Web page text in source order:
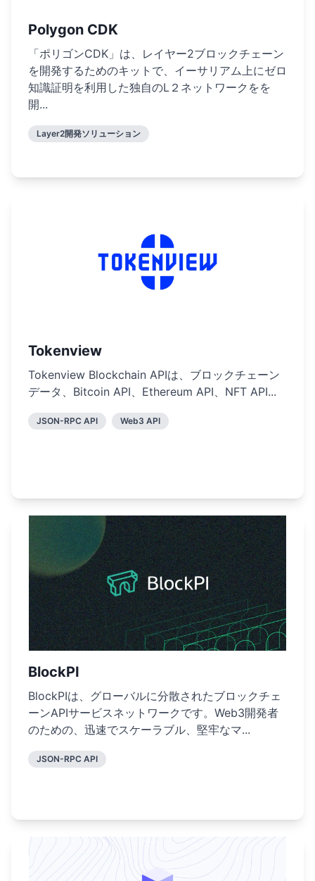
Polygon CDK
「ポリゴンCDK」は、レイヤー2ブロックチェーン
を開発するためのキットで、イーサリアム上にゼロ
知識証明を利用した独自のL２ネットワークをを
開...
Layer2開発ソリューション
Tokenview
Tokenview Blockchain APIは、ブロックチェーン
データ、Bitcoin API、Ethereum API、NFT API...
JSON-RPC API Web3 API
BlockPI
BlockPIは、グローバルに分散されたブロックチェ
ーンAPIサービスネットワークです。Web3開発者
のための、迅速でスケーラブル、堅牢なマ...
JSON-RPC API